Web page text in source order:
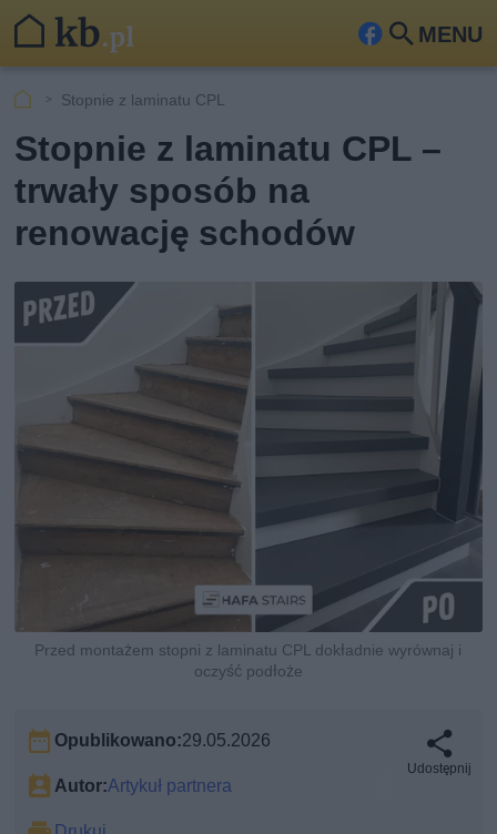
MENU
Fa Szu
Stopnie z laminatu CPL
Stopnie z laminatu CPL –
trwały sposób na
renowację schodów
Przed montażem stopni z laminatu CPL dokładnie wyrównaj i
oczyść podłoże
Opublikowano:29.05.2026
Autor:Artykuł partnera
Udostępnij